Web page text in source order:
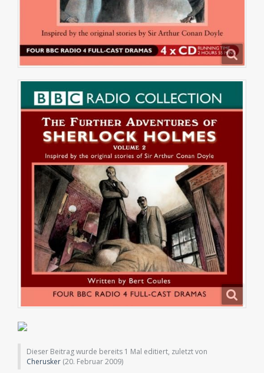
Dieser Beitrag wurde bereits 1 Mal editiert, zuletzt von
Cherusker (20. Februar 2009)